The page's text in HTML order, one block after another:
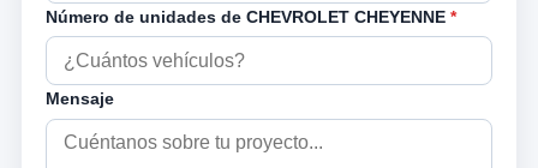
Número de unidades de CHEVROLET CHEYENNE *
Mensaje